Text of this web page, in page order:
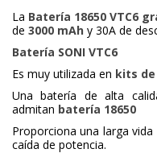
La Batería 18650 VTC6
de 3000 mAh y 30A de
Batería SONI VTC6
Es muy utilizada en kits
Una batería de alta
admitan batería 18650
Proporciona una larga
caída de potencia.